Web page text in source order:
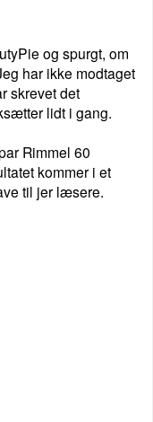
og spurgt, om
har ikke modtaget
skrevet det
lidt i gang.
Rimmel 60
kommer i et
til jer læsere.